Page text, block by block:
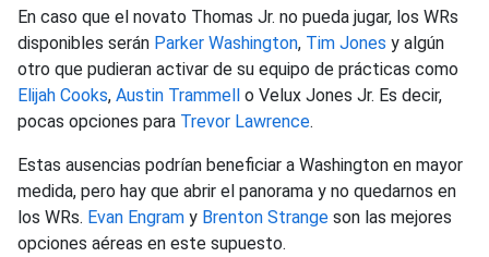
En caso que el novato Thomas Jr. no pueda jugar, los WRs
disponibles serán Parker Washington, Tim Jones y algún
otro que pudieran activar de su equipo de prácticas como
Elijah Cooks, Austin Trammell o Velux Jones Jr. Es decir,
pocas opciones para Trevor Lawrence.
Estas ausencias podrían beneficiar a Washington en mayor
medida, pero hay que abrir el panorama y no quedarnos en
los WRs. Evan Engram y Brenton Strange son las mejores
opciones aéreas en este supuesto.